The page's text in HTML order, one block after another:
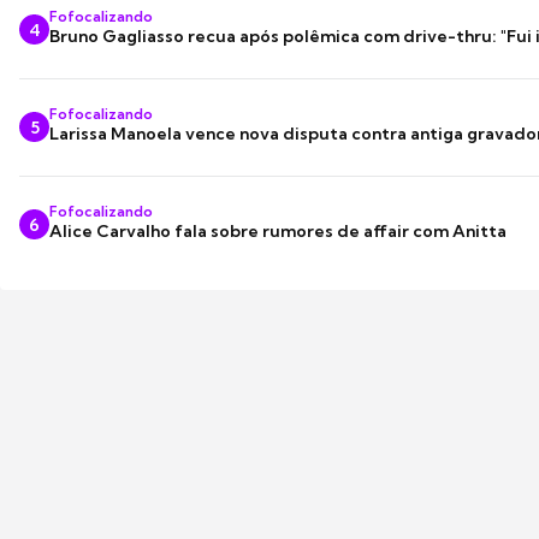
4
Fofocalizando
Bruno Gagliasso recua após polêmica com drive-thru: "Fui
5
Fofocalizando
Larissa Manoela vence nova disputa contra antiga
6
Fofocalizando
Alice Carvalho fala sobre rumores de affair com Anitta